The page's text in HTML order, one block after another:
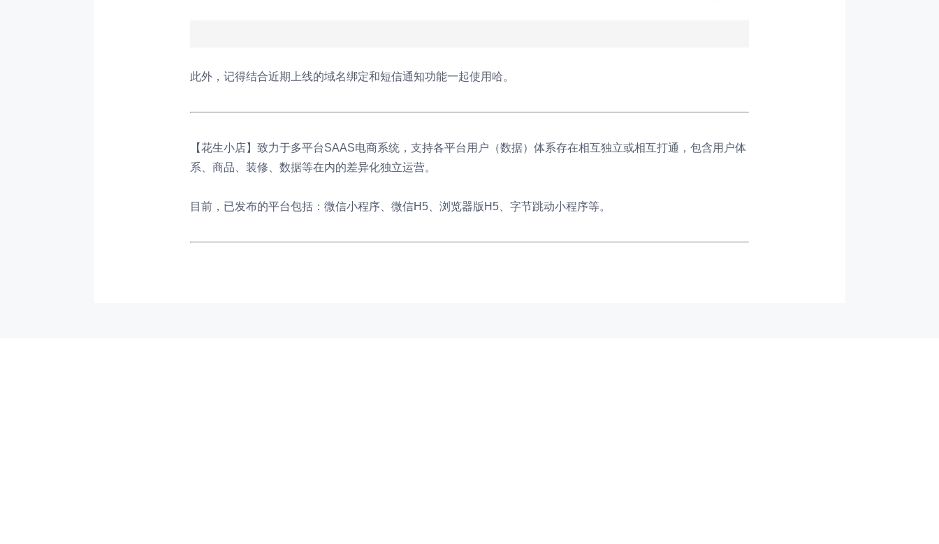
此外，记得结合近期上线的域名绑定和短信通知功能一起使用哈。
【花生小店】致力于多平台SAAS电商系统，支持各平台用户（数据）体系存在相互独立或相互打通，包含用户体
系、商品、装修、数据等在内的差异化独立运营。
目前，已发布的平台包括：微信小程序、微信H5、浏览器版H5、字节跳动小程序等。